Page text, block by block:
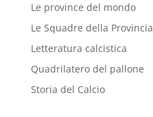
Le province del mondo
Le Squadre della Provincia
Letteratura calcistica
Quadrilatero del pallone
Storia del Calcio